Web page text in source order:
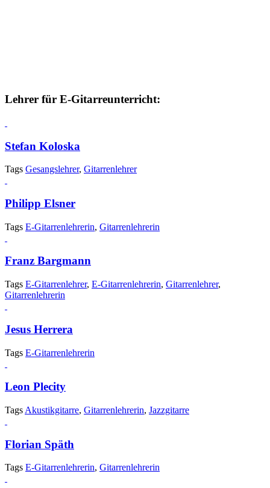
Lehrer für E-Gitarreunterricht:
Stefan Koloska
Tags Gesangslehrer, Gitarrenlehrer
Philipp Elsner
Tags E-Gitarrenlehrerin, Gitarrenlehrerin
Franz Bargmann
Tags E-Gitarrenlehrer, E-Gitarrenlehrerin, Gitarrenlehrer,
Gitarrenlehrerin
Jesus Herrera
Tags E-Gitarrenlehrerin
Leon Plecity
Tags Akustikgitarre, Gitarrenlehrerin, Jazzgitarre
Florian Späth
Tags E-Gitarrenlehrerin, Gitarrenlehrerin